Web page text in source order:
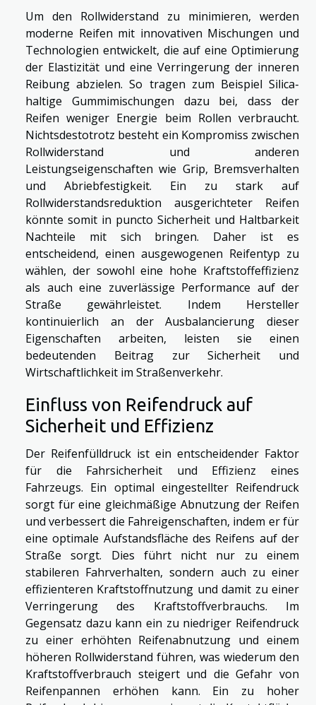
Um den Rollwiderstand zu minimieren, werden
moderne Reifen mit innovativen Mischungen und
Technologien entwickelt, die auf eine Optimierung
der Elastizität und eine Verringerung der inneren
Reibung abzielen. So tragen zum Beispiel Silica-
haltige Gummimischungen dazu bei, dass der
Reifen weniger Energie beim Rollen verbraucht.
Nichtsdestotrotz besteht ein Kompromiss zwischen
Rollwiderstand und anderen
Leistungseigenschaften wie Grip, Bremsverhalten
und Abriebfestigkeit. Ein zu stark auf
Rollwiderstandsreduktion ausgerichteter Reifen
könnte somit in puncto Sicherheit und Haltbarkeit
Nachteile mit sich bringen. Daher ist es
entscheidend, einen ausgewogenen Reifentyp zu
wählen, der sowohl eine hohe Kraftstoffeffizienz
als auch eine zuverlässige Performance auf der
Straße gewährleistet. Indem Hersteller
kontinuierlich an der Ausbalancierung dieser
Eigenschaften arbeiten, leisten sie einen
bedeutenden Beitrag zur Sicherheit und
Wirtschaftlichkeit im Straßenverkehr.
Einfluss von Reifendruck auf
Sicherheit und Effizienz
Der Reifenfülldruck ist ein entscheidender Faktor
für die Fahrsicherheit und Effizienz eines
Fahrzeugs. Ein optimal eingestellter Reifendruck
sorgt für eine gleichmäßige Abnutzung der Reifen
und verbessert die Fahreigenschaften, indem er für
eine optimale Aufstandsfläche des Reifens auf der
Straße sorgt. Dies führt nicht nur zu einem
stabileren Fahrverhalten, sondern auch zu einer
effizienteren Kraftstoffnutzung und damit zu einer
Verringerung des Kraftstoffverbrauchs. Im
Gegensatz dazu kann ein zu niedriger Reifendruck
zu einer erhöhten Reifenabnutzung und einem
höheren Rollwiderstand führen, was wiederum den
Kraftstoffverbrauch steigert und die Gefahr von
Reifenpannen erhöhen kann. Ein zu hoher